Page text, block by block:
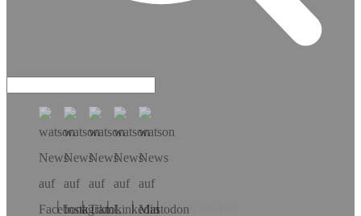
Hol dir die App!